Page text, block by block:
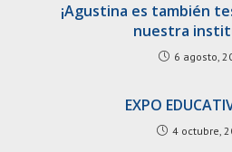
¡Agustina es también
nuestra
6 agosto,
EXPO
4 octubre,